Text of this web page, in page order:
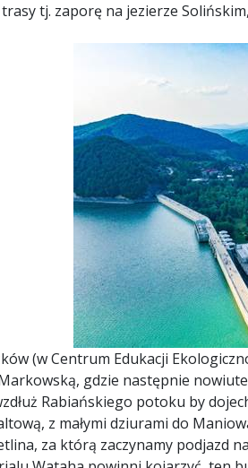
tj. zaporę na jezierze
(w Centrum Edukacji
gdzie następnie
Rabiańskiego potoku by
z małymi dziurami do
za którą zaczynamy podjazd